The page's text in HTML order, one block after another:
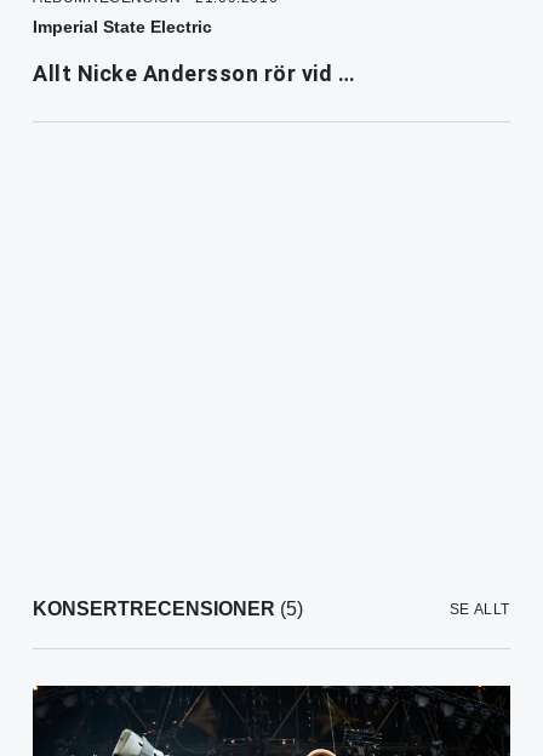
Imperial State Electric
Allt Nicke Andersson rör vid …
KONSERTRECENSIONER (5) SE ALLT